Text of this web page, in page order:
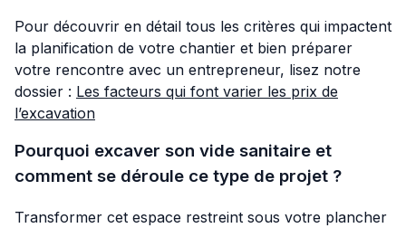
Pour découvrir en détail tous les critères qui impactent
la planification de votre chantier et bien préparer
votre rencontre avec un entrepreneur, lisez notre
dossier : Les facteurs qui font varier les prix de
l’excavation
Pourquoi excaver son vide sanitaire et
comment se déroule ce type de projet ?
Transformer cet espace restreint sous votre plancher